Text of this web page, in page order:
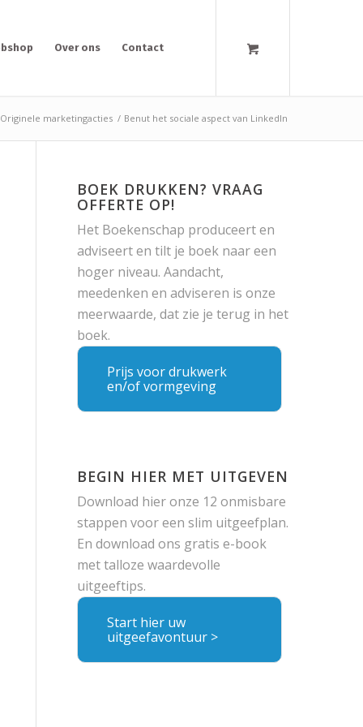
Over ons Contact
Originele marketingacties / Benut het sociale aspect van LinkedIn
BOEK DRUKKEN? VRAAG
OFFERTE OP!
Het Boekenschap produceert en
adviseert en tilt je boek naar een
hoger niveau. Aandacht,
meedenken en adviseren is onze
meerwaarde, dat zie je terug in het
boek.
Prijs voor drukwerk
en/of vormgeving
BEGIN HIER MET UITGEVEN
Download hier onze 12 onmisbare
stappen voor een slim uitgeefplan.
En download ons gratis e-book
met talloze waardevolle
uitgeeftips.
Start hier uw
uitgeefavontuur >